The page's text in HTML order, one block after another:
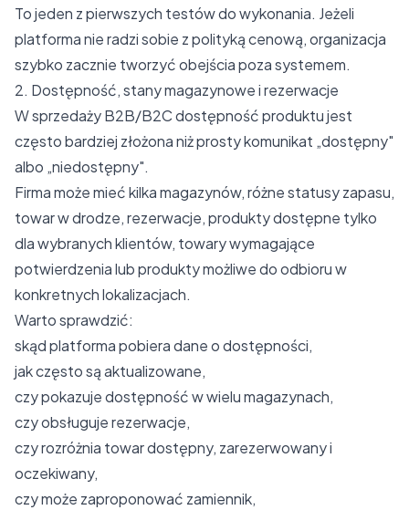
To jeden z pierwszych testów do wykonania. Jeżeli
platforma nie radzi sobie z polityką cenową, organizacja
szybko zacznie tworzyć obejścia poza systemem.
2. Dostępność, stany magazynowe i rezerwacje
W sprzedaży B2B/B2C dostępność produktu jest
często bardziej złożona niż prosty komunikat „dostępny"
albo „niedostępny".
Firma może mieć kilka magazynów, różne statusy zapasu,
towar w drodze, rezerwacje, produkty dostępne tylko
dla wybranych klientów, towary wymagające
potwierdzenia lub produkty możliwe do odbioru w
konkretnych lokalizacjach.
Warto sprawdzić:
skąd platforma pobiera dane o dostępności,
jak często są aktualizowane,
czy pokazuje dostępność w wielu magazynach,
czy obsługuje rezerwacje,
czy rozróżnia towar dostępny, zarezerwowany i
oczekiwany,
czy może zaproponować zamiennik,